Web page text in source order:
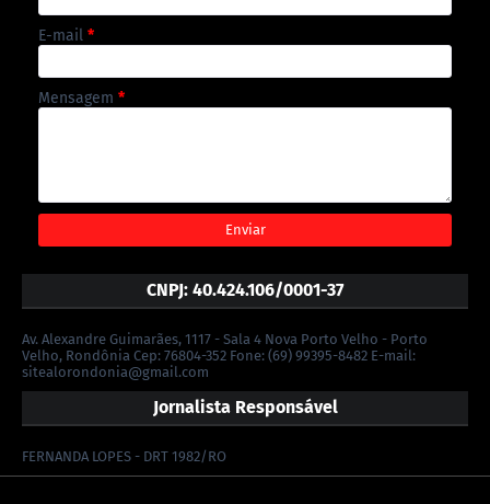
E-mail *
Mensagem *
CNPJ: 40.424.106/0001-37
Av. Alexandre Guimarães, 1117 - Sala 4 Nova Porto Velho - Porto
Velho, Rondônia Cep: 76804-352 Fone: (69) 99395-8482 E-mail:
sitealorondonia@gmail.com
Jornalista Responsável
FERNANDA LOPES - DRT 1982/RO